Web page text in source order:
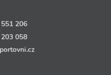
206
058